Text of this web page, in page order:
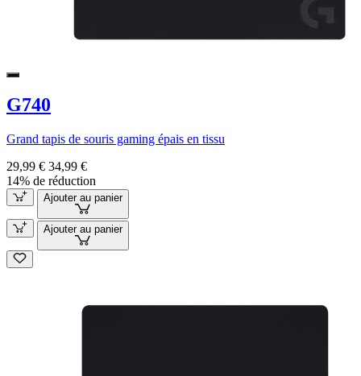
G740
Grand tapis de souris gaming épais en tissu
29,99 € 34,99 €
14% de réduction
Ajouter au panier
Ajouter au panier